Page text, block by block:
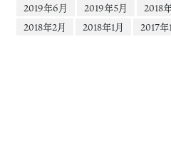
2019年6月
2019年5月
2018
2018年2月
2018年1月 2017年